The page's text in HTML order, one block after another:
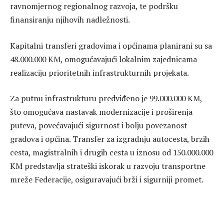
ravnomjernog regionalnog razvoja, te podršku
finansiranju njihovih nadležnosti.
Kapitalni transferi gradovima i općinama planirani su sa
48.000.000 KM, omogućavajući lokalnim zajednicama
realizaciju prioritetnih infrastrukturnih projekata.
Za putnu infrastrukturu predviđeno je 99.000.000 KM,
što omogućava nastavak modernizacije i proširenja
puteva, povećavajući sigurnost i bolju povezanost
gradova i općina. Transfer za izgradnju autocesta, brzih
cesta, magistralnih i drugih cesta u iznosu od 150.000.000
KM predstavlja strateški iskorak u razvoju transportne
mreže Federacije, osiguravajući brži i sigurniji promet.